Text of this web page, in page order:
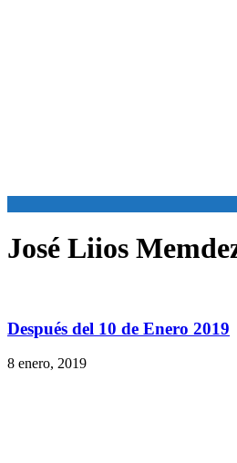
José Liios
Después del 10 de Enero 2019
8 enero, 2019